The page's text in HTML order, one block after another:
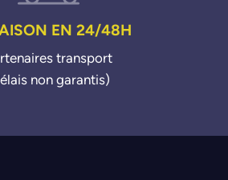
EN 24/48H
transport
non garantis)